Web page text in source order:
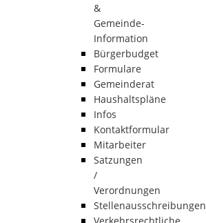
&
Gemeinde-
Information
Bürgerbudget
Formulare
Gemeinderat
Haushaltspläne
Infos
Kontaktformular
Mitarbeiter
Satzungen
/
Verordnungen
Stellenausschreibungen
Verkehrsrechtliche